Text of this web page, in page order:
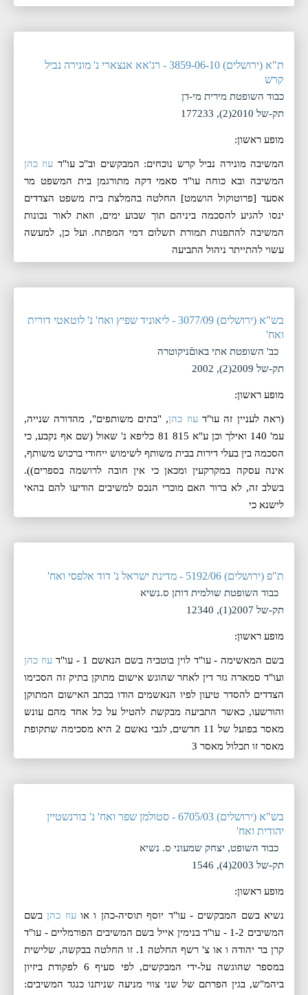
ת"א (ירושלים) 3859-06-10 - רג'אא אנצארי נ' מונירה נביל
קרש
כבוד השופטת מירית מי-דן
תק-של 2010(2), 177233
מופע ראשון:
המשיבה מונירה נביל קרש נוכחים: המבקשים וב"כ עו"ד עוז כהן
המשיבה ובא כוחה עו"ד סאמי דקה מתורגמן בית המשפט מר
אסעד [פרוטוקול הושמט] החלטה בהמלצת בית משפט הצדדים
ינסו להגיע להסכמה ביניהם תוך שבוע ימים, וזאת לאור נכונות
המשיבה להתפנות תמורת תשלום דמי המפתח. ועל כן, למעשה
עשוי להתייתר ניהול התביעה
בש"א (ירושלים) 3077/09 - ליאוניד שפיץ ואח' נ' לוטאטי דורית
ואח'
כב' השופטת אתי באוםֿֿניקוטרה
תק-של 2009(2), 2002
מופע ראשון:
(ראה לעניין זה עו"דעוז כהן, "בתים משותפים", מהדורה שנייה,
עמ' 140 ואילך וכן ע"א 815 81 כליפא נ' שאול (שם אף נקבע, כי
הסכמה בין בעלי דירות בבית משותף לשימוש ייחודי ברכוש משותף,
אינה עסקה במקרקעין ומכאן כי אין חובה לרושמה בספרים)).
בשלב זה, לא ברור האם מוכרי הנכס למשיבים הודיעו להם בהאי
לישנא כי
ת"פ (ירושלים) 5192/06 - מדינת ישראל נ' דוד אלפסי ואח'
כבוד השופטת שולמית דותן ס.נשיא
תק-של 2007(1), 12340
מופע ראשון:
בשם המאשימה - עו"ד לוין בוטביה בשם הנאשם 1 - עו"ד
עוז כהן
ועו"ד סמארה גזר דין לאחר שהוגש אישום מתוקן בתיק זה הסכימו
הצדדים להסדר טיעון לפיו הנאשמים הודו בכתב האישום המתוקן
והורשעו, כאשר התביעה מבקשת להטיל על כל אחד מהם עונש
מאסר בפועל של 11 חדשים, לגבי נאשם 2 היא מסכימה שתקופת
מאסר זו תכלול מאסר 3
בש"א (ירושלים) 6705/03 - סטולמן שפר ואח' נ' בורנשטיין
יהודית ואח'
כבוד השופט, יצחק שמעוני ס. נשיא
תק-של 2003(4), 1546
מופע ראשון:
נשיא בשם המבקשים - עו"ד יוסף תוסיה-כהן ו אועוז כהןבשם
המשיבים 1-2 - עו"ד בנימין אייל בשם המשיבים הפורמליים - עו"ד
קרן בר יהודה ו או צ' רשף החלטה 1. זו החלטה בבקשה, שלישית
במספר שהוגשה על-ידי המבקשים, לפי סעיף 6 לפקודת ביזיון
ביהמ"ש, בגין הפרתם של שני צווי מניעה שניתנו כנגד המשיבים: